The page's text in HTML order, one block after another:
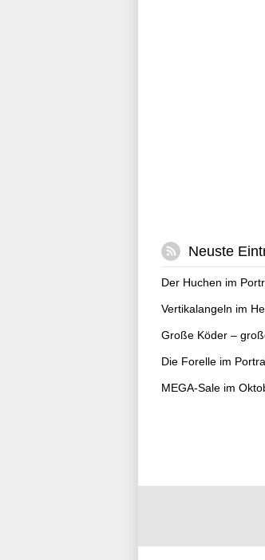
Neuste
Der Huchen im
Vertikalangeln im
Große Köder –
Die Forelle im
MEGA-Sale im